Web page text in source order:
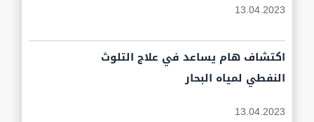
13.04.2023
اكتشاف هام يساعد في علاج التلوث
النفطي لمياه البحار
13.04.2023